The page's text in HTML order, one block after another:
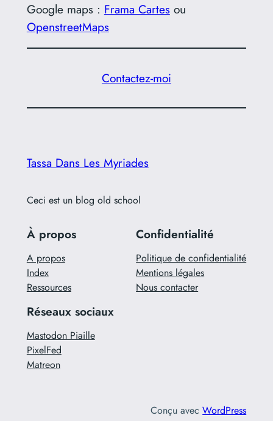
Google maps : Frama Cartesou
OpenstreetMaps
Contactez-moi
Tassa Dans Les Myriades
Ceci est un blog old school
À propos
A propos
Index
Ressources
Confidentialité
Politique de confidentialité
Mentions légales
Nous contacter
Réseaux sociaux
Mastodon Piaille
PixelFed
Matreon
Conçu avecWordPress